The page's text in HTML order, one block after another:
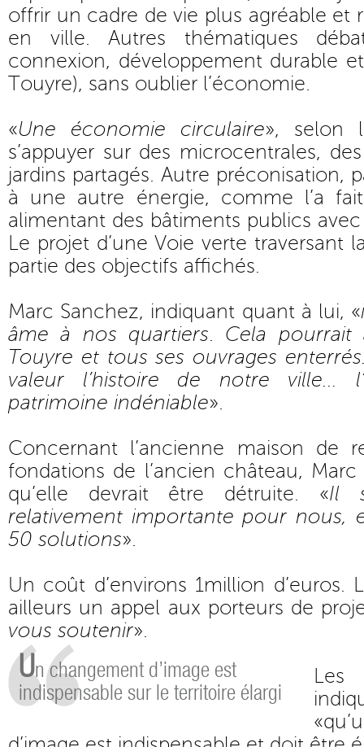
offrir un cadre de vie plus agréable et
en ville. Autres thématiques
connexion, développement durable
Touyre), sans oublier l’économie.
«Une économie circulaire», selon
s’appuyer sur des microcentrales,
jardins partagés. Autre préconisation,
à une autre énergie, comme l’a
alimentant des bâtiments publics
Le projet d’une Voie verte traversant
partie des objectifs affichés.
Marc Sanchez, indiquant quant à lui, «
âme à nos quartiers. Cela pourrait
Touyre et tous ses ouvrages
valeur l’histoire de notre ville...
patrimoine indéniable».
Concernant l’ancienne maison de
fondations de l’ancien château,
qu’elle devrait être détruite. «Il
relativement importante pour nous,
50 solutions».
Un coût d’environs 1million d’euros.
ailleurs un appel aux porteurs de
vous soutenir».
Un changement d’image est
indispensable sur le territoire élargi